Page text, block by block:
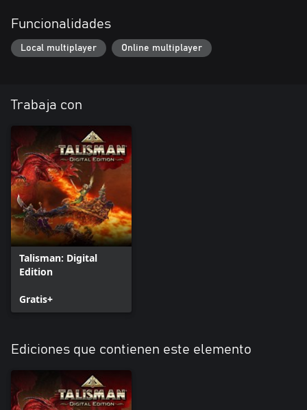
Funcionalidades
Local multiplayer Online multiplayer
Trabaja con
Talisman: Digital
Edition
Gratis+
Ediciones que contienen este elemento